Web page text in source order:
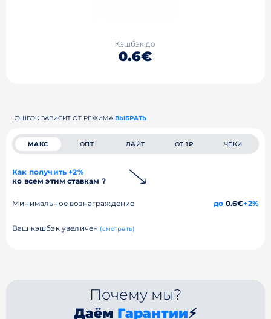
Кэшбэк до
0.6€
КЭШБЭК ЗАВИСИТ ОТ РЕЖИМА ВЫБРАТЬ
МАКС ОПТ ЛАЙТ ОТ 1₽ ЧЕКИ
Как получить +2%
ко всем этим ставкам ?
Минимальное вознаграждение до 0.6€+2%
Ваш кэшбэк увеличен (смотреть)
Почему мы?
Даём Гарантии⚡